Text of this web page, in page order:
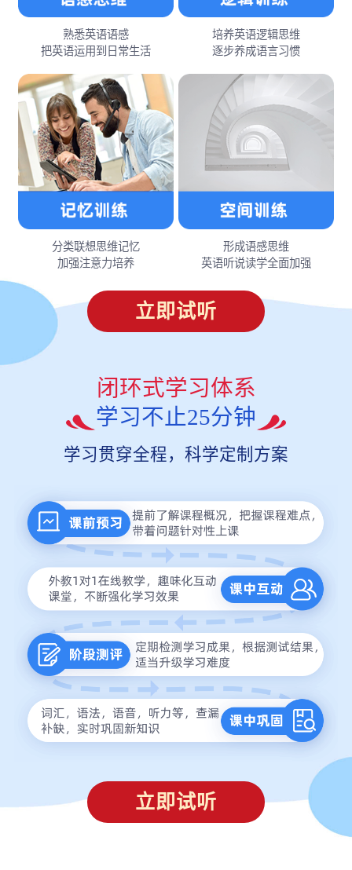
熟悉英语语感
把英语运用到日常生活
培养英语逻辑思维
逐步养成语言习惯
分类联想思维记忆
加强注意力培养
形成语感思维
英语听说读学全面加强
立即试听
闭环式学习体系
学习不止25分钟
学习贯穿全程，科学定制方案
立即试听